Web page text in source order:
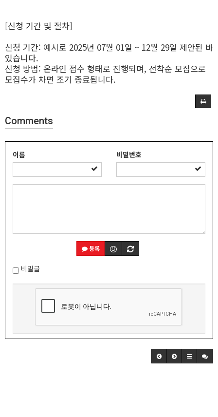
[신청 기간 및 절차]
신청 기간: 예시로 2025년 07월 01일 ~ 12월 29일 제안된 바
있습니다.
신청 방법: 온라인 접수 형태로 진행되며, 선착순 모집으로
모집수가 차면 조기 종료됩니다.
Comments
이름 비밀번호
등록
비밀글